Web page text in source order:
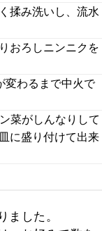
揉み洗いし、流水
おろしニンニクを
変わるまで中火で
菜がしんなりして
に盛り付けて出来
ました。